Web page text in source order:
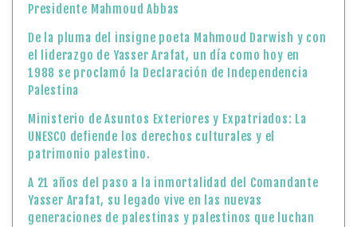
Presidente Mahmoud Abbas
De la pluma del insigne poeta Mahmoud Darwish y con
el liderazgo de Yasser Arafat, un día como hoy en
1988 se proclamó la Declaración de Independencia
Palestina
Ministerio de Asuntos Exteriores y Expatriados: La
UNESCO defiende los derechos culturales y el
patrimonio palestino.
A 21 años del paso a la inmortalidad del Comandante
Yasser Arafat, su legado vive en las nuevas
generaciones de palestinas y palestinos que luchan